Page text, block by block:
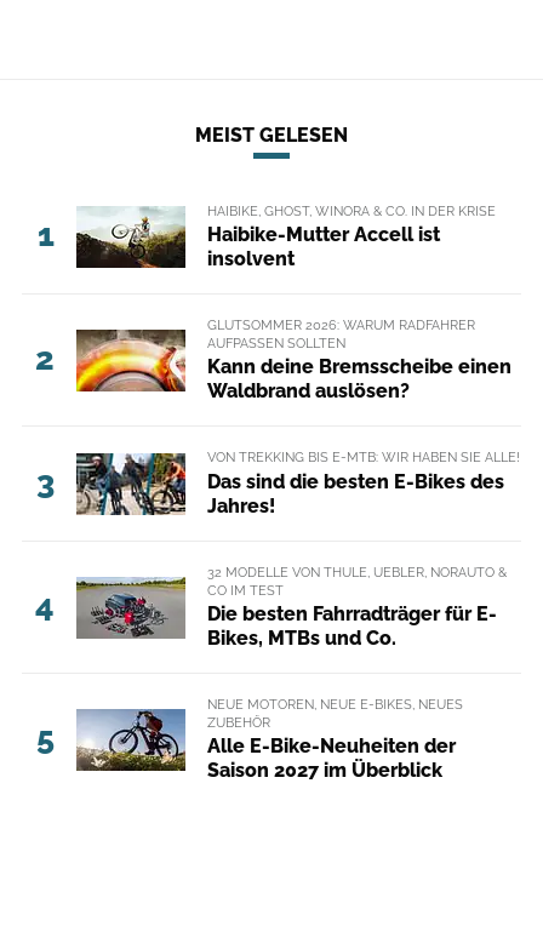
MEIST GELESEN
1
HAIBIKE, GHOST, WINORA & CO. IN DER KRISE
Haibike-Mutter Accell ist
insolvent
2
GLUTSOMMER 2026: WARUM RADFAHRER
AUFPASSEN SOLLTEN
Kann deine Bremsscheibe einen
Waldbrand auslösen?
3
VON TREKKING BIS E-MTB: WIR HABEN SIE ALLE!
Das sind die besten E-Bikes des
Jahres!
4
32 MODELLE VON THULE, UEBLER, NORAUTO &
CO IM TEST
Die besten Fahrradträger für E-
Bikes, MTBs und Co.
5
NEUE MOTOREN, NEUE E-BIKES, NEUES
ZUBEHÖR
Alle E-Bike-Neuheiten der
Saison 2027 im Überblick